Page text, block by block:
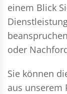
einem Blick
oder
Sie können
aus unserem